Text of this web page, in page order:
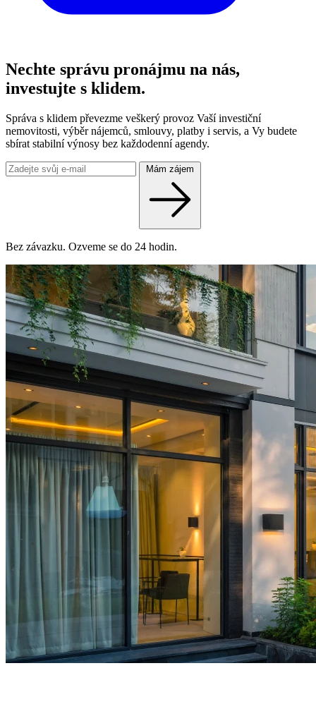
Nechte správu pronájmu na nás,
investujte s klidem.
Správa s klidem převezme veškerý provoz Vaší investiční
nemovitosti, výběr nájemců, smlouvy, platby i servis, a Vy budete
sbírat stabilní výnosy bez každodenní agendy.
Mám zájem
Bez závazku. Ozveme se do 24 hodin.